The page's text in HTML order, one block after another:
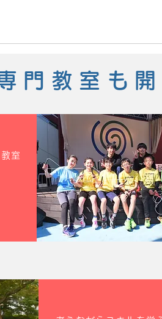
室も開
室